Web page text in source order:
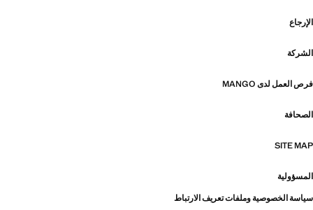
الإرجاع
الشركة
فرص العمل لدى MANGO
الصحافة
SITE MAP
المسؤولية
سياسة الخصوصية وملفات تعريف الارتباط